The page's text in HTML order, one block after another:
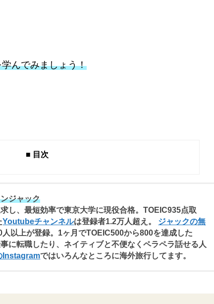
んでみましょう！
■ 目次
ジャック
し、最短効率で東京大学に現役合格。TOEIC935点取
Youtubeチャンネルは登録者1.2万人超え。 ジャックの無
人以上が登録。1ヶ月でTOEIC500から800を達成した
に転職したり、ネイティブと不便なくペラペラ話せる人
Instagramではいろんなところに海外旅行してます。